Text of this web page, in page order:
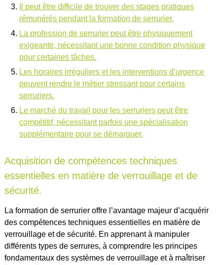
Il peut être difficile de trouver des stages pratiques
rémunérés pendant la formation de serrurier.
La profession de serrurier peut être physiquement
exigeante, nécessitant une bonne condition physique
pour certaines tâches.
Les horaires irréguliers et les interventions d’urgence
peuvent rendre le métier stressant pour certains
serruriers.
Le marché du travail pour les serruriers peut être
compétitif, nécessitant parfois une spécialisation
supplémentaire pour se démarquer.
Acquisition de compétences techniques
essentielles en matière de verrouillage et de
sécurité.
La formation de serrurier offre l’avantage majeur d’acquérir
des compétences techniques essentielles en matière de
verrouillage et de sécurité. En apprenant à manipuler
différents types de serrures, à comprendre les principes
fondamentaux des systèmes de verrouillage et à maîtriser